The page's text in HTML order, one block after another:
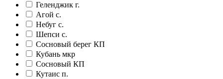
Геленджик г.
Агой с.
Небуг с.
Шепси с.
Сосновый берег КП
Кубань мкр
Сосновый КП
Кутаис п.